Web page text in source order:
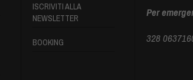
ISCRIVITI ALLA
NEWSLETTER
BOOKING
Per
328